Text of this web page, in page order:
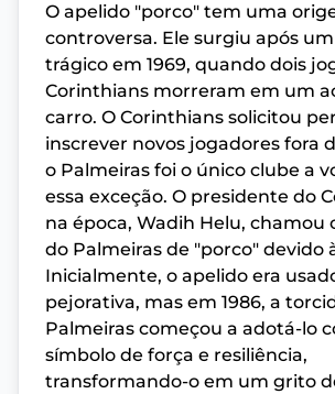
O apelido "porco" tem uma
controversa. Ele surgiu após
trágico em 1969, quando dois
Corinthians morreram em um
carro. O Corinthians solicitou
inscrever novos jogadores fora
o Palmeiras foi o único clube a
essa exceção. O presidente do
na época, Wadih Helu, chamou
do Palmeiras de "porco" devido
Inicialmente, o apelido era
pejorativa, mas em 1986, a
Palmeiras começou a adotá-lo
símbolo de força e resiliência,
transformando-o em um grito